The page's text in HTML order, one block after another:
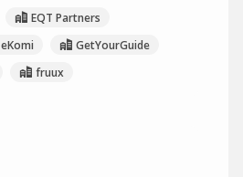
EQT Partners
eKomi
GetYourGuide
fruux